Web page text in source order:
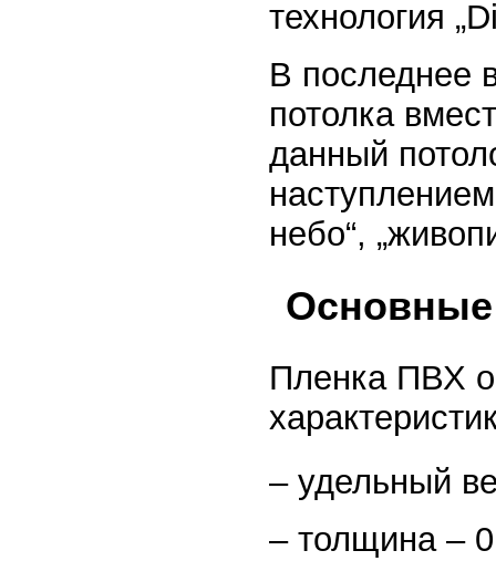
технология
В последнее
потолка
данный
небо“,
Основные
Пленка ПВХ
– удельный
– толщина –